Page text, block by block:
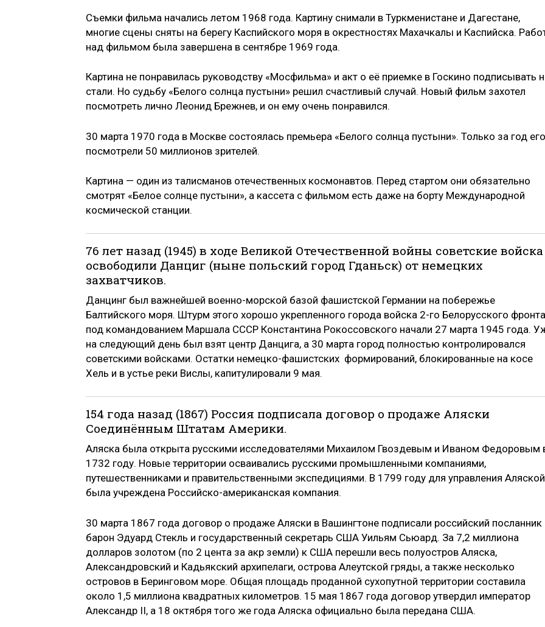
Съемки фильма начались летом 1968 года. Картину снимали в Туркменистане и Дагестане,
многие сцены сняты на берегу Каспийского моря в окрестностях Махачкалы и Каспийска.
над фильмом была завершена в сентябре 1969 года.
Картина не понравилась руководству «Мосфильма» и акт о её приемке в Госкино подписывать
стали. Но судьбу «Белого солнца пустыни» решил счастливый случай. Новый фильм захотел
посмотреть лично Леонид Брежнев, и он ему очень понравился.
30 марта 1970 года в Москве состоялась премьера «Белого солнца пустыни». Только за год его
посмотрели 50 миллионов зрителей.
Картина — один из талисманов отечественных космонавтов. Перед стартом они обязательно
смотрят «Белое солнце пустыни», а кассета с фильмом есть даже на борту Международной
космической станции.
76 лет назад (1945) в ходе Великой Отечественной войны советские войска
освободили Данциг (ныне польский город Гданьск) от немецких
захватчиков.
Данцинг был важнейшей военно-морской базой фашистской Германии на побережье
Балтийского моря. Штурм этого хорошо укрепленного города войска 2-го Белорусского фронта
под командованием Маршала СССР Константина Рокоссовского начали 27 марта 1945 года.
на следующий день был взят центр Данцига, а 30 марта город полностью контролировался
советскими войсками. Остатки немецко-фашистских формирований, блокированные на косе
Хель и в устье реки Вислы, капитулировали 9 мая.
154 года назад (1867) Россия подписала договор о продаже Аляски
Соединённым Штатам Америки.
Аляска была открыта русскими исследователями Михаилом Гвоздевым и Иваном Федоровым
1732 году. Новые территории осваивались русскими промышленными компаниями,
путешественниками и правительственными экспедициями. В 1799 году для управления Аляской
была учреждена Российско-американская компания.
30 марта 1867 года договор о продаже Аляски в Вашингтоне подписали российский посланник
барон Эдуард Стекль и государственный секретарь США Уильям Сьюард. За 7,2 миллиона
долларов золотом (по 2 цента за акр земли) к США перешли весь полуостров Аляска,
Александровский и Кадьякский архипелаги, острова Алеутской гряды, а также несколько
островов в Беринговом море. Общая площадь проданной сухопутной территории составила
около 1,5 миллиона квадратных километров. 15 мая 1867 года договор утвердил император
Александр II, а 18 октября того же года Аляска официально была передана США.